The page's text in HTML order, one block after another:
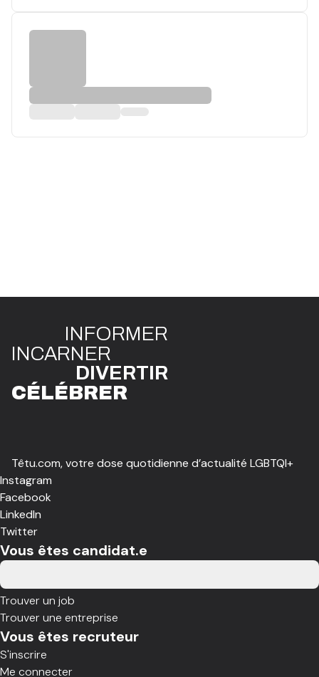
INFORMER
INCARNER
DIVERTIR
CÉLÉBRER
Têtu.com, votre dose quotidienne d’actualité LGBTQI+
Instagram
Facebook
LinkedIn
Twitter
Vous êtes candidat.e
Trouver un job
Trouver une entreprise
Vous êtes recruteur
S'inscrire
Me connecter